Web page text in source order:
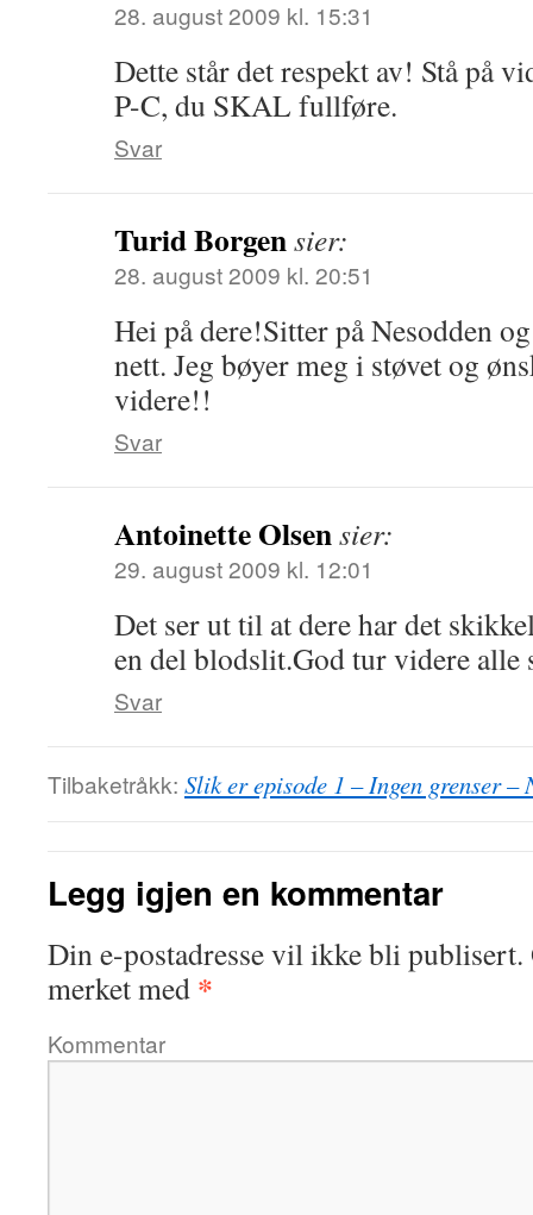
28. august 2009 kl. 15:31
Dette står det respekt av! Stå på
P-C, du SKAL fullføre.
Svar
Turid Borgensier:
28. august 2009 kl. 20:51
Hei på dere!Sitter på Nesodden
nett. Jeg bøyer meg i støvet og
videre!!
Svar
Antoinette Olsensier:
29. august 2009 kl. 12:01
Det ser ut til at dere har det
en del blodslit.God tur videre alle
Svar
Tilbaketråkk: Slik er episode 1 – Ingen grenser –
Legg igjen en kommentar
Din e-postadresse vil ikke bli publisert.
merket med *
Kommentar